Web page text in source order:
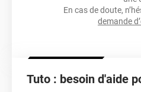
Résistance À L'humidité
Température
En cas de doute,
demande
Tuto : besoin d'aide